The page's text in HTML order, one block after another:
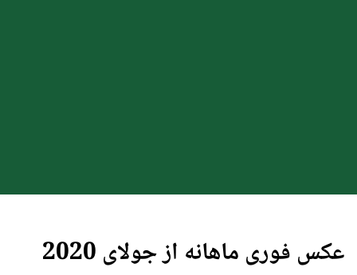
عکس فوری ماهانه از جولای 2020